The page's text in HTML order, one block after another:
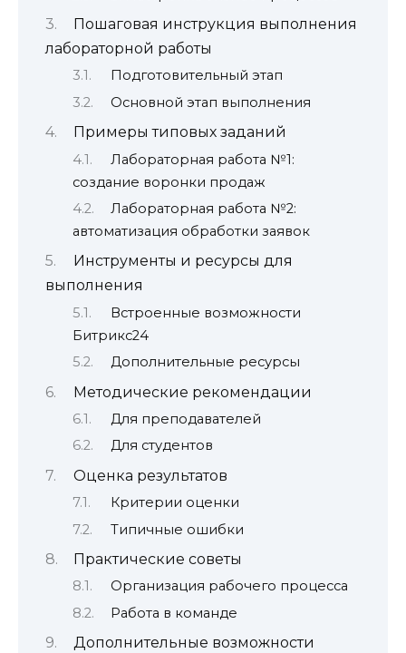
Пошаговая инструкция выполнения
лабораторной работы
Подготовительный этап
Основной этап выполнения
Примеры типовых заданий
Лабораторная работа №1:
создание воронки продаж
Лабораторная работа №2:
автоматизация обработки заявок
Инструменты и ресурсы для
выполнения
Встроенные возможности
Битрикс24
Дополнительные ресурсы
Методические рекомендации
Для преподавателей
Для студентов
Оценка результатов
Критерии оценки
Типичные ошибки
Практические советы
Организация рабочего процесса
Работа в команде
Дополнительные возможности